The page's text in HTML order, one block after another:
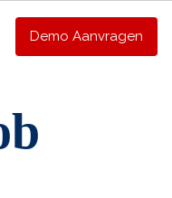
Demo Aanvragen